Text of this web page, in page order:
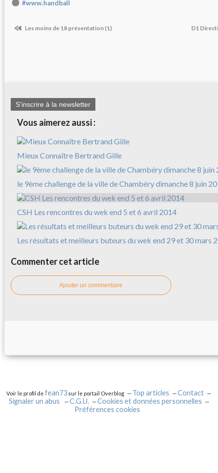
#www.handball
Les moins de 18 présentation (1) D1
S'inscrire à la newsletter
Vous aimerez aussi :
Mieux Connaître Bertrand Gille
le 9ème challenge de la ville de Chambéry dimanche 8 juin
CSH Les rencontres du wek end 5 et 6 avril 2014
Les résultats et meilleurs buteurs du wek end 29 et 30 mars
Commenter cet article
Ajouter un commentaire
Voir le profil defean73 sur le portail Overblog Top articles
Contact
Signaler un abus
C.G.U.
Cookies et données personnelles
Préférences cookies